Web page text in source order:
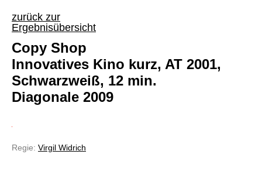
zurück zur
Ergebnisübersicht
Copy Shop
Innovatives Kino kurz, AT 2001,
Schwarzweiß, 12 min.
Diagonale 2009
Regie: Virgil Widrich